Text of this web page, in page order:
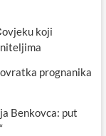
koji
prognanika
Benkovca: put